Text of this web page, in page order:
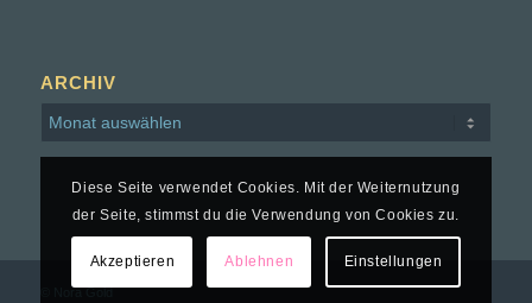
ARCHIV
Diese Seite verwendet Cookies. Mit der Weiternutzung
der Seite, stimmst du die Verwendung von Cookies zu.
Akzeptieren Ablehnen Einstellungen